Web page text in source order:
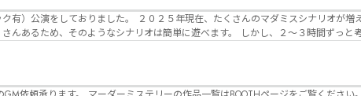
んのマダミスシナリオが増えました。 エモい物
リオは簡単に遊べます。 しかし、２～３時間ずっと考え＆議論して、見
けることが難しくなっていませんか？ そんな本格推理マダミスをお届けしま